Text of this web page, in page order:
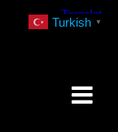
Turkish ▼